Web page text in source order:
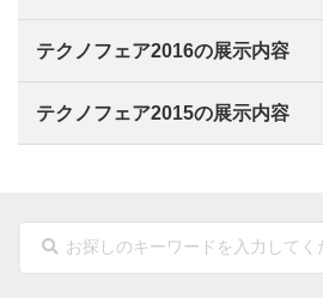
テクノフェア2016の展示内容
テクノフェア2015の展示内容